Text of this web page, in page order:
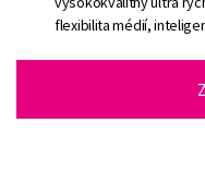
flexibilita médií,